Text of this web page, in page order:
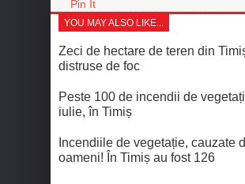
Pin It
YOU MAY ALSO LIKE...
Zeci de hectare de teren din
distruse de foc
Peste 100 de incendii de
iulie, în Timiș
Incendiile de vegetație, cauzate
oameni! În Timiș au fost 126